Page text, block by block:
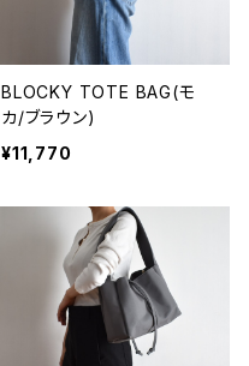
BLOCKY TOTE BAG(モ
カ/ブラウン)
¥11,770